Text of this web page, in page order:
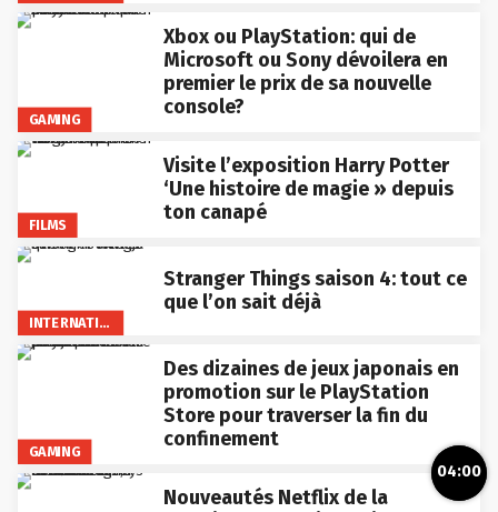
GAMING
Xbox ou PlayStation: qui de
Microsoft ou Sony dévoilera en
premier le prix de sa nouvelle
console?
FILMS
Visite l’exposition Harry Potter
‘Une histoire de magie » depuis
ton canapé
INTERNATIONAL
Stranger Things saison 4: tout ce
que l’on sait déjà
GAMING
Des dizaines de jeux japonais en
promotion sur le PlayStation
Store pour traverser la fin du
confinement
Nouveautés Netflix de la
04:00